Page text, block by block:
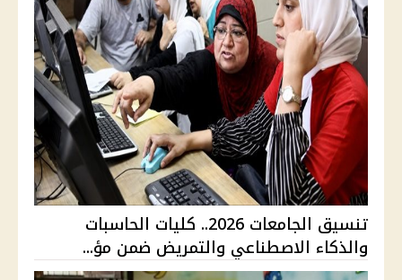
تنسيق الجامعات 2026.. كليات الحاسبات
والذكاء الاصطناعي والتمريض ضمن مؤ...